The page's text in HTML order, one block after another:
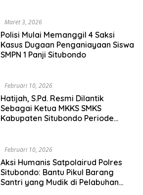
Maret 3, 2026
Polisi Mulai Memanggil 4 Saksi
Kasus Dugaan Penganiayaan Siswa
SMPN 1 Panji Situbondo
Februari 10, 2026
Hatijah, S.Pd. Resmi Dilantik
Sebagai Ketua MKKS SMKS
Kabupaten Situbondo Periode
Februari 10, 2026
Aksi Humanis Satpolairud Polres
Situbondo: Bantu Pikul Barang
Santri yang Mudik di Pelabuhan